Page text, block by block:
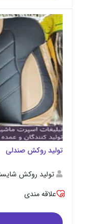
تولید روکش صندلی
تولید روکش
علاقه مندی